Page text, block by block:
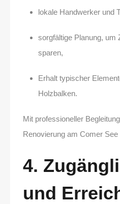
lokale Handwerker und
sorgfältige Planung, um
sparen,
Erhalt typischer
Holzbalken.
Mit professioneller
Renovierung am Comer
4.
und